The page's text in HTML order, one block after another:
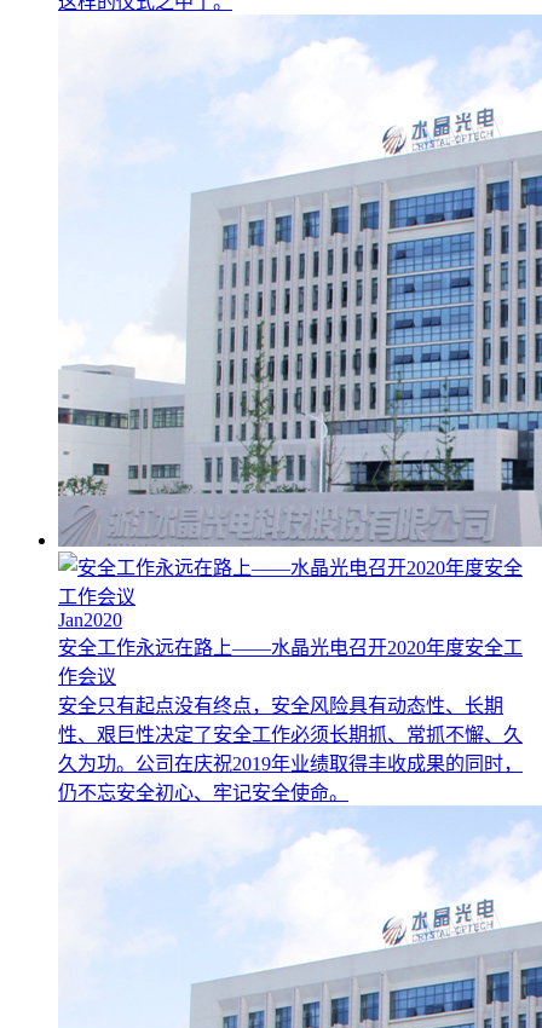
Jan2020
安全工作永远在路上——水晶光电召开2020年度安全工
作会议
安全只有起点没有终点，安全风险具有动态性、长期
性、艰巨性决定了安全工作必须长期抓、常抓不懈、久
久为功。公司在庆祝2019年业绩取得丰收成果的同时，
仍不忘安全初心、牢记安全使命。